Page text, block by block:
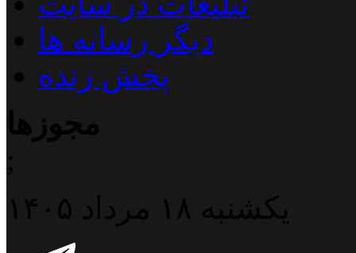
دیگر رسانه ها
پخش زنده
مجوزها
;
یکشنبه ۱۸ مرداد ۱۴۰۵